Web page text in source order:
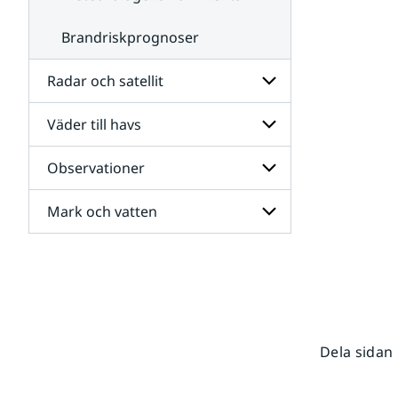
Brandriskprognoser
Radar och satellit
Undersidor
för
Radar
och
satellit
Väder till havs
Undersidor
för
Väder
till
havs
Observationer
Undersidor
för
Mark och vatten
Dela sidan